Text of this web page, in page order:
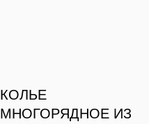
КОЛЬЕ
МНОГОРЯДНОЕ ИЗ